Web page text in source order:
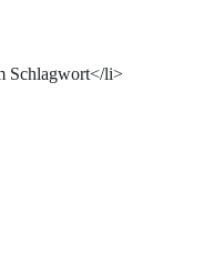
Schlagwort</li>